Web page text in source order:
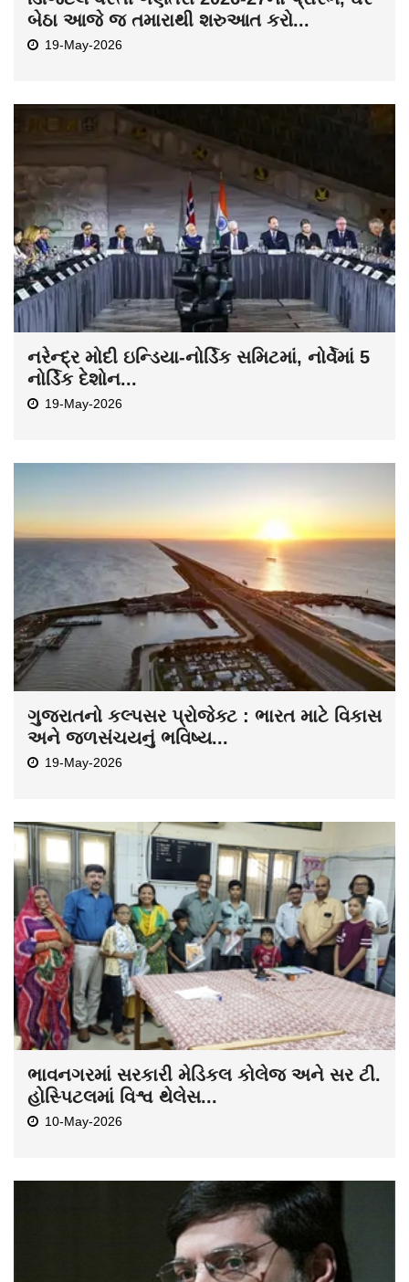
બેઠા આજે જ તમારાથી શરુઆત કરો...
19-May-2026
નરેન્દ્ર મોદી ઇન્ડિયા-નોર્ડિક સમિટમાં, નોર્વેમાં 5
નોર્ડિક દેશોન...
19-May-2026
ગુજરાતનો કલ્પસર પ્રોજેક્ટ : ભારત માટે વિકાસ
અને જળસંચયનું ભવિષ્ય...
19-May-2026
ભાવનગરમાં સરકારી મેડિકલ કોલેજ અને સર ટી.
હોસ્પિટલમાં વિશ્વ થેલેસ...
10-May-2026